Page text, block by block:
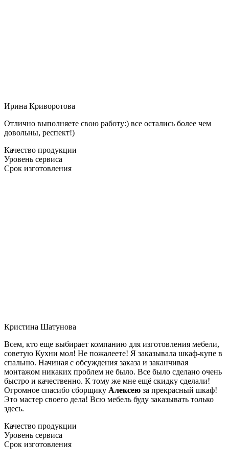
Ирина Криворотова
Отлично выполняете свою работу:) все остались более чем
довольны, респект!)
Качество продукции
Уровень сервиса
Срок изготовления
Кристина Шатунова
Всем, кто еще выбирает компанию для изготовления мебели,
советую Кухни мол! Не пожалеете! Я заказывала шкаф-купе в
спальню. Начиная с обсуждения заказа и заканчивая
монтажом никаких проблем не было. Все было сделано очень
быстро и качественно. К тому же мне ещё скидку сделали!
Огромное спасибо сборщику Алексею за прекрасный шкаф!
Это мастер своего дела! Всю мебель буду заказывать только
здесь.
Качество продукции
Уровень сервиса
Срок изготовления